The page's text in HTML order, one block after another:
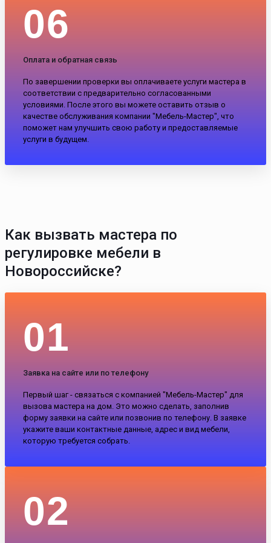
06
Оплата и обратная связь
По завершении проверки вы оплачиваете услуги мастера в
соответствии с предварительно согласованными
условиями. После этого вы можете оставить отзыв о
качестве обслуживания компании "Мебель-Мастер", что
поможет нам улучшить свою работу и предоставляемые
услуги в будущем.
Как вызвать мастера по
регулировке мебели в
Новороссийске?
01
Заявка на сайте или по телефону
Первый шаг - связаться с компанией "Мебель-Мастер" для
вызова мастера на дом. Это можно сделать, заполнив
форму заявки на сайте или позвонив по телефону. В заявке
укажите ваши контактные данные, адрес и вид мебели,
которую требуется собрать.
02